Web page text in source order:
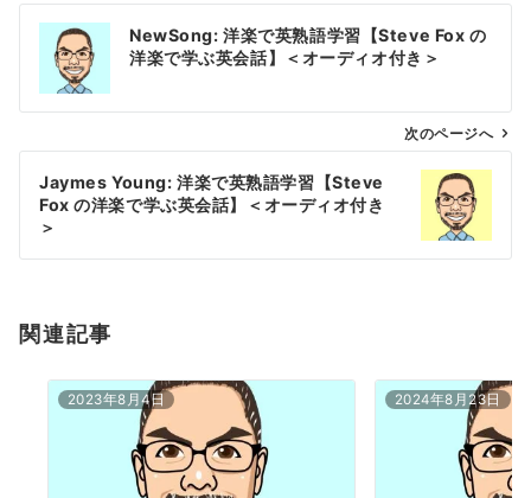
ビ
ン
NewSong: 洋楽で英熟語学習【Steve Fox の
洋楽で学ぶ英会話】＜オーディオ付き＞
次のページへ
Jaymes Young: 洋楽で英熟語学習【Steve
Fox の洋楽で学ぶ英会話】＜オーディオ付き
＞
関連記事
2023年8月4日 2024年8月23日